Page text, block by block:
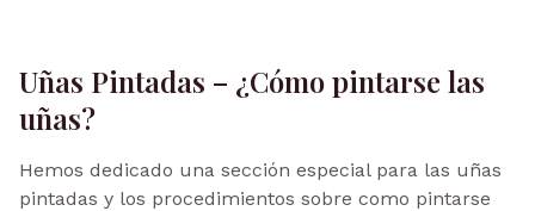
Uñas Pintadas – ¿Cómo pintarse las
uñas?
Hemos dedicado una sección especial para las uñas
pintadas y los procedimientos sobre como pintarse